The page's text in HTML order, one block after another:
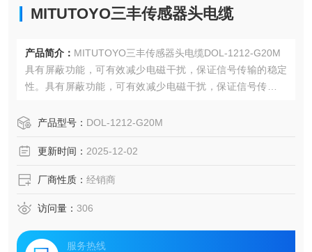
MITUTOYO三丰传感器头电缆
产品简介： MITUTOYO三丰传感器头电缆DOL-1212-G20M
具有屏蔽功能，可有效减少电磁干扰，保证信号传输的稳定
性。具有屏蔽功能，可有效减少电磁干扰，保证信号传输的
产品型号： DOL-1212-G20M
更新时间： 2025-12-02
厂商性质： 经销商
访问量： 306
服务热线